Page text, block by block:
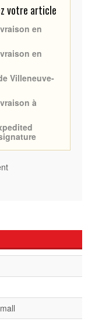
votre article
en
en
Villeneuve-
à